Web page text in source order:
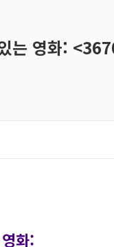
는 영화:
화: